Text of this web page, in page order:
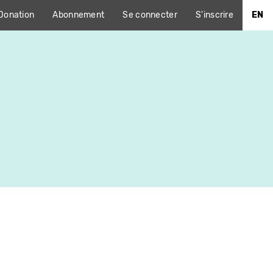
Abonnement Se connecter S'inscrire EN